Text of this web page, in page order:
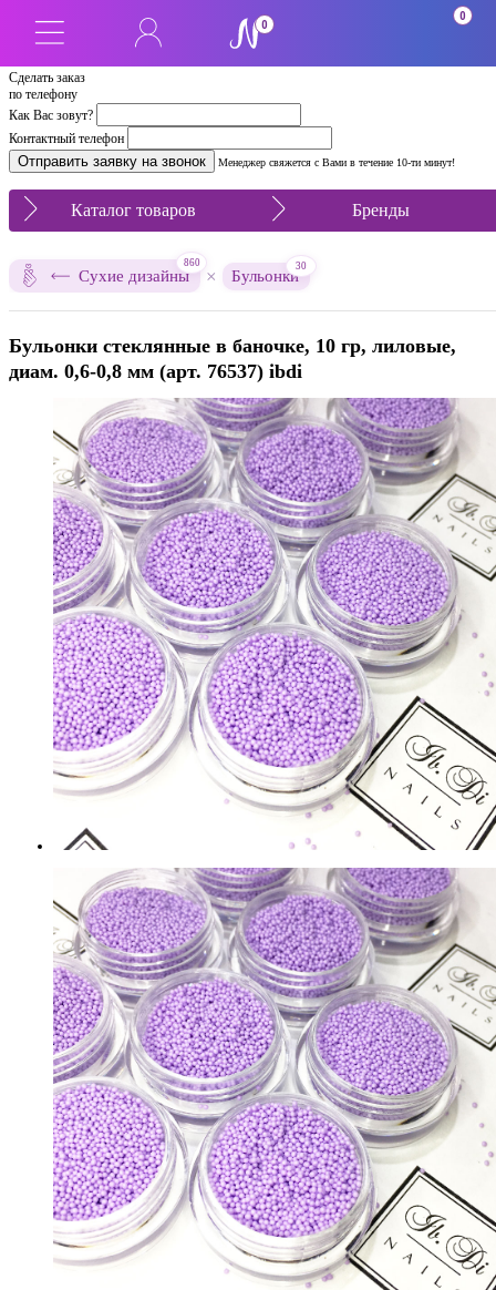
Сделать заказ
по телефону
Как Вас зовут?
Контактный телефон
Менеджер свяжется с Вами в течение 10-ти минут!
0
0
Каталог товаров Бренды
Сухие дизайны
860
× Бульонки
30
Бульонки стеклянные в баночке, 10 гр, лиловые,
диам. 0,6-0,8 мм (арт. 76537) ibdi